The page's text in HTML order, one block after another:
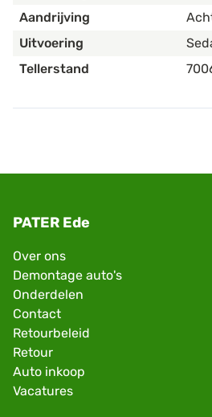
Aandrijving
Uitvoering
Tellerstand
PATER Ede
Over ons
Demontage auto's
Onderdelen
Contact
Retourbeleid
Retour
Auto inkoop
Vacatures